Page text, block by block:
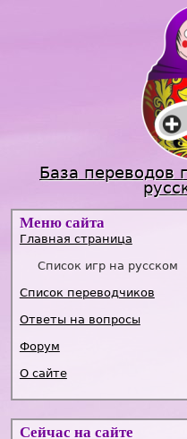
Jump
База переводов
Меню сайта
Главная страница
Список игр на русском
Список переводчиков
Ответы на вопросы
Форум
О сайте
Сейчас на сайте